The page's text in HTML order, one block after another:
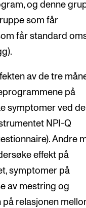
og denne
som får
får standard
av de tre
på
symptomer ved
NPI-Q
Andre
effekt på
symptomer på
av mestring og
relasjonen